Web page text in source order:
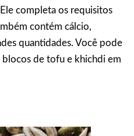
completa os requisitos
contém cálcio,
quantidades. Você pode
de tofu e khichdi em